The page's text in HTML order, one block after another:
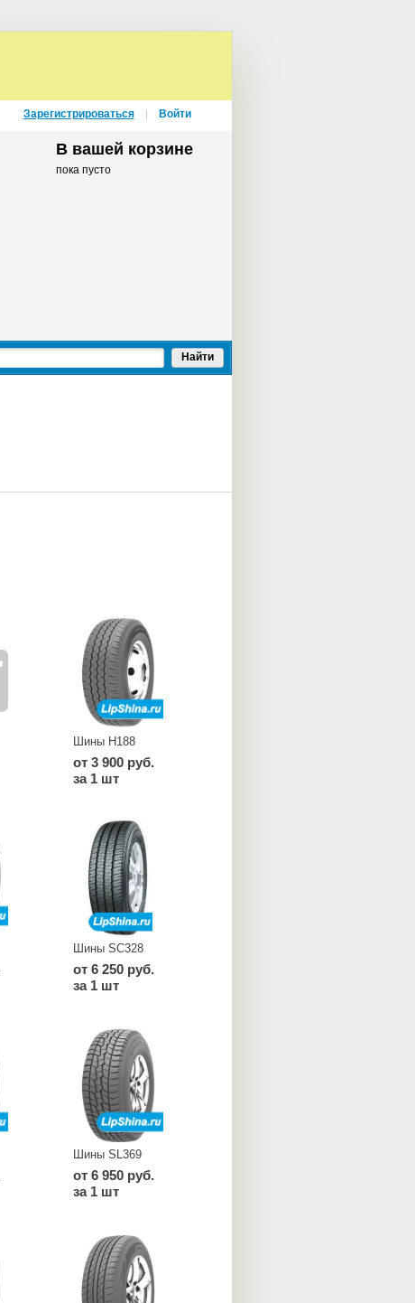
В вашей корзине
пока пусто
Найти
Зарегистрироваться Войти
Шины H188
от 3 900 руб.
за 1 шт
Шины SC328
от 6 250 руб.
за 1 шт
Шины SL369
от 6 950 руб.
за 1 шт